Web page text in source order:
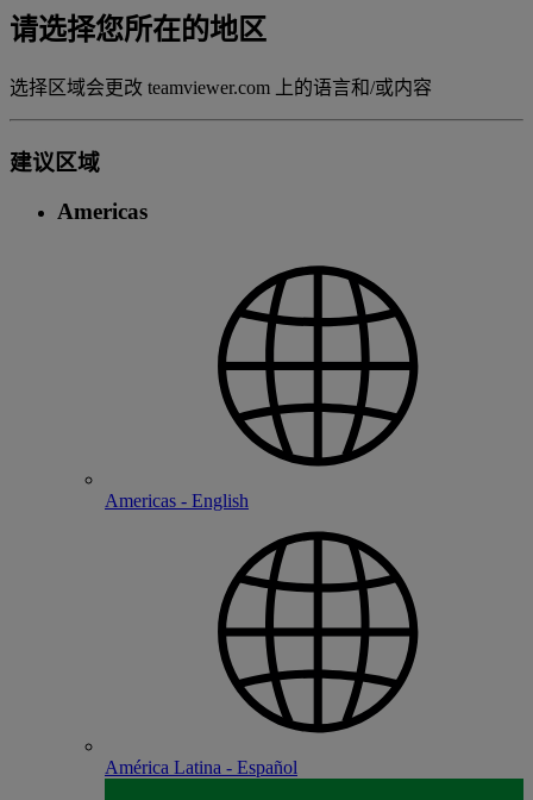
请选择您所在的地区
选择区域会更改 teamviewer.com 上的语言和/或内容
建议区域
Americas
Americas - English
América Latina - Español